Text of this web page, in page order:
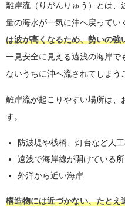
離岸流（りがんりゅう）とは、
量の海水が一気に沖へ戻ってい
は波が高くなるため、勢いの
一見安全に見える遠浅の海岸で
ないうちに沖へ流されてしまう
離岸流が起こりやすい場所は、
す。
防波堤や桟橋、灯台など人
遠浅で海岸線が開けている所
外洋から近い海岸
構造物には近づかない、たと